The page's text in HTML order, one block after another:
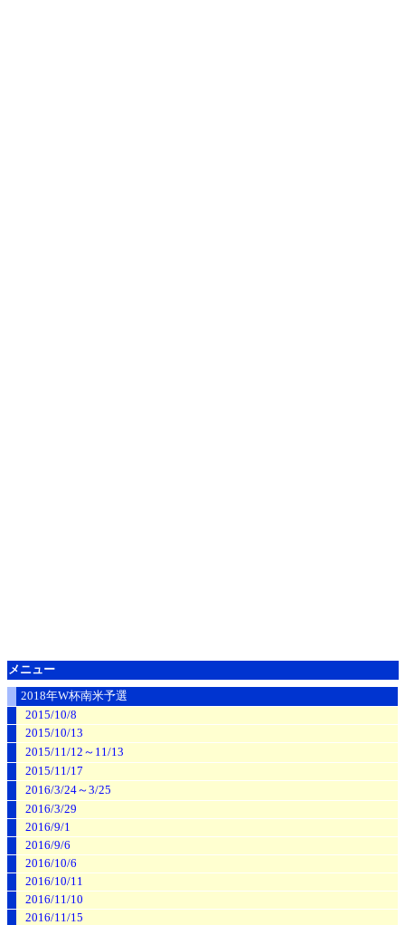
メニュー
2018年W杯南米予選
2015/10/8
2015/10/13
2015/11/12～11/13
2015/11/17
2016/3/24～3/25
2016/3/29
2016/9/1
2016/9/6
2016/10/6
2016/10/11
2016/11/10
2016/11/15